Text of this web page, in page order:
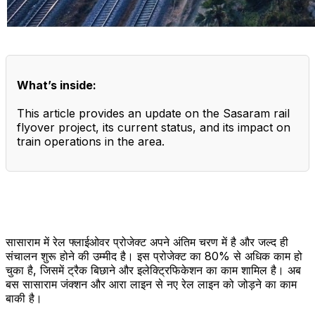
What’s inside:
This article provides an update on the Sasaram rail
flyover project, its current status, and its impact on
train operations in the area.
सासाराम में रेल फ्लाईओवर प्रोजेक्ट अपने अंतिम चरण में है और जल्द ही
संचालन शुरू होने की उम्मीद है। इस प्रोजेक्ट का 80% से अधिक काम हो
चुका है, जिसमें ट्रैक बिछाने और इलेक्ट्रिफिकेशन का काम शामिल है। अब
बस सासाराम जंक्शन और आरा लाइन से नए रेल लाइन को जोड़ने का काम
बाकी है।